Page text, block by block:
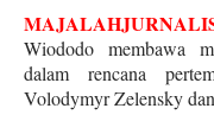
Wiododo membawa
dalam rencana
Volodymyr Zelensky